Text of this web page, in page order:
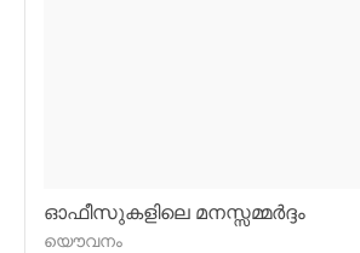
ഓഫീസുകളിലെ മനസ്സമ്മര്‍ദ്ദം
യൌവനം